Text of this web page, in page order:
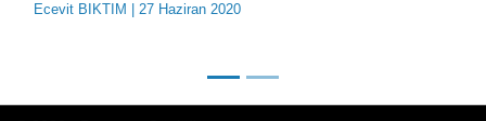
Ecevit BIKTIM | 27 Haziran 2020